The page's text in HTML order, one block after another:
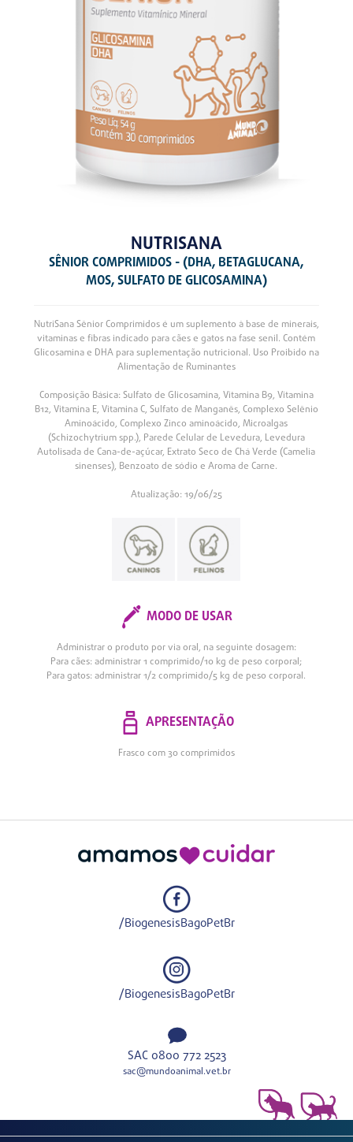
NUTRISANA
SÊNIOR COMPRIMIDOS - (DHA, BETAGLUCANA,
MOS, SULFATO DE GLICOSAMINA)
NutriSana Sênior Comprimidos é um suplemento à base de minerais,
vitaminas e fibras indicado para cães e gatos na fase senil. Contém
Glicosamina e DHA para suplementação nutricional. Uso Proibido na
Alimentação de Ruminantes
Composição Básica: Sulfato de Glicosamina, Vitamina B9, Vitamina
B12, Vitamina E, Vitamina C, Sulfato de Manganês, Complexo Selênio
Aminoácido, Complexo Zinco aminoácido, Microalgas
(Schizochytrium spp.), Parede Celular de Levedura, Levedura
Autolisada de Cana-de-açúcar, Extrato Seco de Chá Verde (Camelia
sinenses), Benzoato de sódio e Aroma de Carne.
Atualização: 19/06/25
MODO DE USAR
Administrar o produto por via oral, na seguinte dosagem:
Para cães: administrar 1 comprimido/10 kg de peso corporal;
Para gatos: administrar 1/2 comprimido/5 kg de peso corporal.
APRESENTAÇÃO
Frasco com 30 comprimidos
/BiogenesisBagoPetBr
/BiogenesisBagoPetBr
SAC 0800 772 2523
sac@mundoanimal.vet.br